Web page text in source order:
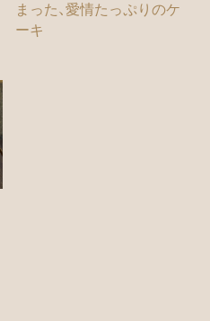
まった、愛情たっぷりのケ
ーキ